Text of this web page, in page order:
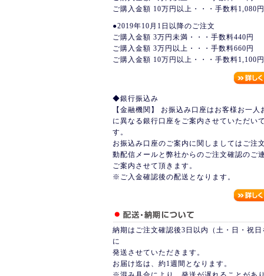
ご購入金額 10万円以上・・・手数料1,080円
●2019年10月1日以降のご注文
ご購入金額 3万円未満・・・手数料440円
ご購入金額 3万円以上・・・手数料660円
ご購入金額 10万円以上・・・手数料1,100円
◆銀行振込み
【金融機関】 お振込み口座はお客様お一人
に異なる銀行口座をご案内させていただい
す。
お振込み口座のご案内に関しましてはご注
動配信メールと弊社からのご注文確認のご
ご案内させて頂きます。
※ご入金確認後の配送となります。
納期はご注文確認後3日以内（土・日・祝
に
発送させていただきます。
お届け迄は、約1週間となります。